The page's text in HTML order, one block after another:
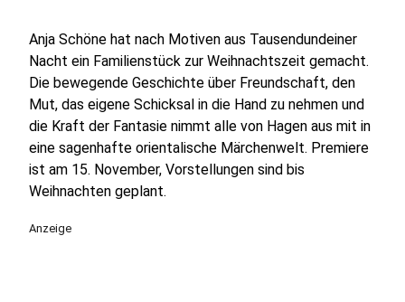
Anja Schöne hat nach Motiven aus Tausendundeiner
Nacht ein Familienstück zur Weihnachtszeit gemacht.
Die bewegende Geschichte über Freundschaft, den
Mut, das eigene Schicksal in die Hand zu nehmen und
die Kraft der Fantasie nimmt alle von Hagen aus mit in
eine sagenhafte orientalische Märchenwelt. Premiere
ist am 15. November, Vorstellungen sind bis
Weihnachten geplant.
Anzeige